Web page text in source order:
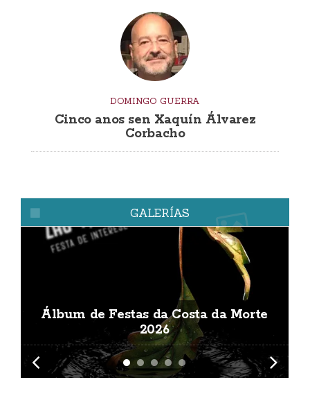
DOMINGO GUERRA
Cinco anos sen Xaquín Álvarez
Corbacho
GALERÍAS
Álbum de Festas da Costa da Morte
2026